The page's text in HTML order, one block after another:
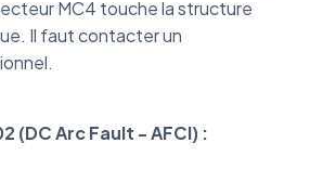
MC4 touche la structure
Il faut contacter un
(DC Arc Fault - AFCI) :